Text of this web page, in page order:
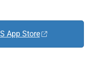
App Store